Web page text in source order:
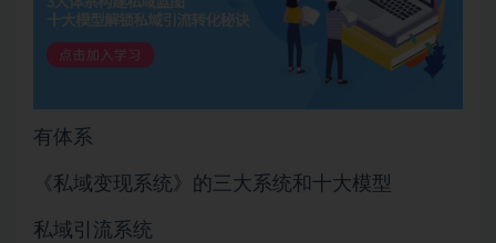
有体系
《私域变现系统》的三大系统和十大模型
私域引流系统